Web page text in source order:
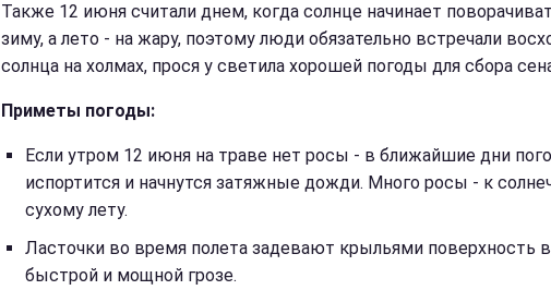
Также 12 июня считали днем, когда солнце начинает
зиму, а лето - на жару, поэтому люди обязательно встречали
солнца на холмах, прося у светила хорошей погоды для сбора
Приметы погоды:
Если утром 12 июня на траве нет росы - в ближайшие дни
испортится и начнутся затяжные дожди. Много росы - к
сухому лету.
Ласточки во время полета задевают крыльями поверхность
быстрой и мощной грозе.